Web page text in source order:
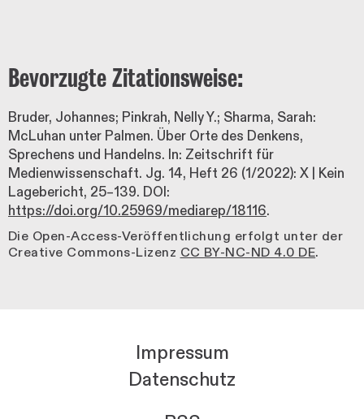
Bevorzugte Zitationsweise:
Bruder, Johannes; Pinkrah, Nelly Y.; Sharma, Sarah:
McLuhan unter Palmen. Über Orte des Denkens,
Sprechens und Handelns. In: Zeitschrift für
Medienwissenschaft. Jg. 14, Heft 26 (1/2022): X | Kein
Lagebericht, 25–139. DOI:
https://doi.org/10.25969/mediarep/18116.
Die Open-Access-Veröffentlichung erfolgt unter der
Creative Commons-Lizenz CC BY-NC-ND 4.0 DE.
Impressum
Datenschutz